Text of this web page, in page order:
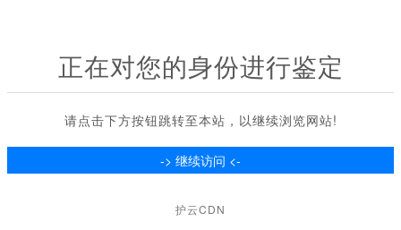
正在对您的身份进行鉴定
请点击下方按钮跳转至本站，以继续浏览网站!
护云CDN